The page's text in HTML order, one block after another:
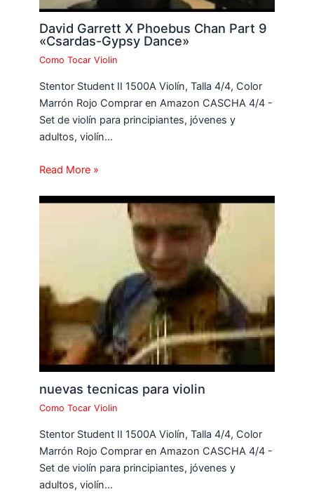
David Garrett X Phoebus Chan Part 9
«Csardas-Gypsy Dance»
Como Tocar Violin
Stentor Student II 1500A Violín, Talla 4/4, Color
Marrón Rojo Comprar en Amazon CASCHA 4/4 -
Set de violín para principiantes, jóvenes y
adultos, violín…
Read More »
nuevas tecnicas para violin
Como Tocar Violin
Stentor Student II 1500A Violín, Talla 4/4, Color
Marrón Rojo Comprar en Amazon CASCHA 4/4 -
Set de violín para principiantes, jóvenes y
adultos, violín…